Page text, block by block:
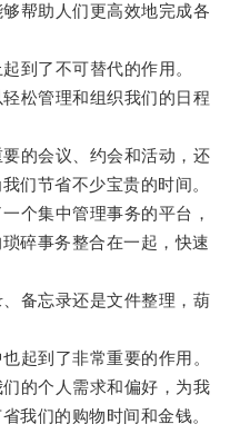
帮助人们更高效地完成各
了不可替代的作用。
松管理和组织我们的日程
的会议、约会和活动，还
们节省不少宝贵的时间。
集中管理事务的平台，
碎事务整合在一起，快速
备忘录还是文件整理，葫
到了非常重要的作用。
的个人需求和偏好，为我
我们的购物时间和金钱。